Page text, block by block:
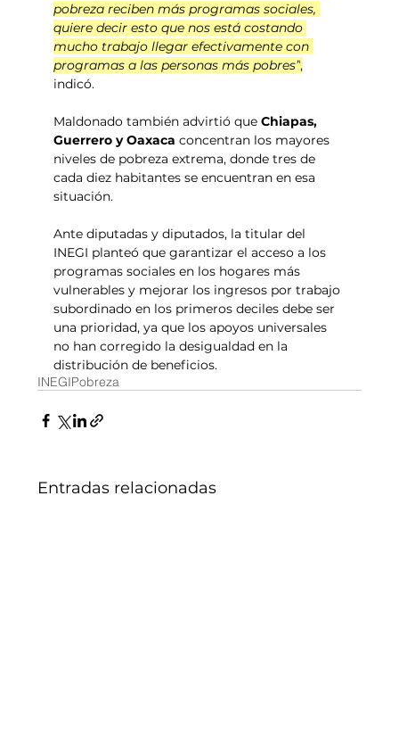
pobreza reciben más programas sociales,
quiere decir esto que nos está costando
mucho trabajo llegar efectivamente con
programas a las personas más pobres”,
indicó.
Maldonado también advirtió que Chiapas,
Guerrero y Oaxaca concentran los mayores
niveles de pobreza extrema, donde tres de
cada diez habitantes se encuentran en esa
situación.
Ante diputadas y diputados, la titular del
INEGI planteó que garantizar el acceso a los
programas sociales en los hogares más
vulnerables y mejorar los ingresos por trabajo
subordinado en los primeros deciles debe ser
una prioridad, ya que los apoyos universales
no han corregido la desigualdad en la
distribución de beneficios.
INEGIPobreza
Entradas relacionadas